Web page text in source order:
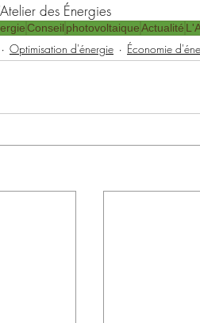
des Énergies
Conseil photovoltaiqueActualité
Optimisation d'énergie Économie